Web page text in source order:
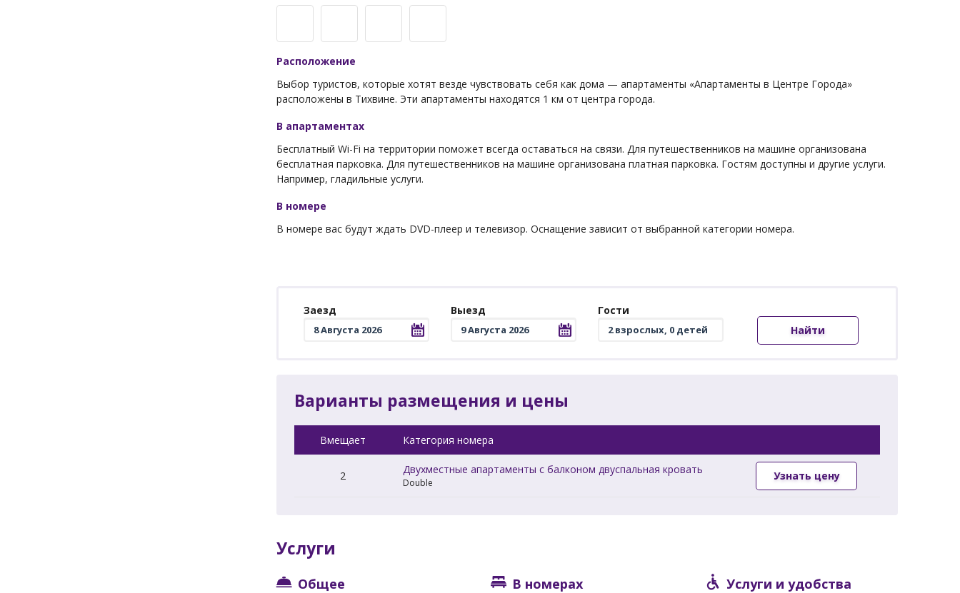
Расположение
Выбор туристов, которые хотят везде чувствовать себя как дома — апартаменты «Апартаменты в Центре Города»
расположены в Тихвине. Эти апартаменты находятся 1 км от центра города.
В апартаментах
Бесплатный Wi-Fi на территории поможет всегда оставаться на связи. Для путешественников на машине организована
бесплатная парковка. Для путешественников на машине организована платная парковка. Гостям доступны и другие услуги.
Например, гладильные услуги.
В номере
В номере вас будут ждать DVD-плеер и телевизор. Оснащение зависит от выбранной категории номера.
Заезд Выезд
Гости
Найти
Варианты размещения и цены
Вмещает Категория номера
2 Двухместные апартаменты с балконом двуспальная кровать
Double
Узнать цену
Услуги
Общее В номерах Услуги и удобства